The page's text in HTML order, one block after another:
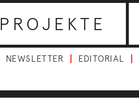
PROJEKTE
NEWSLETTER EDITORIAL